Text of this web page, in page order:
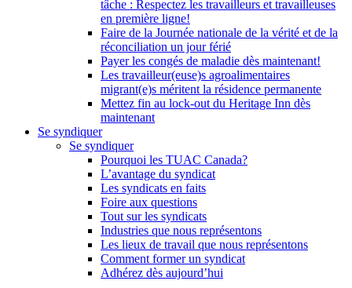
tâche : Respectez les travailleurs et travailleuses
en première ligne!
Faire de la Journée nationale de la vérité et de la
réconciliation un jour férié
Payer les congés de maladie dès maintenant!
Les travailleur(euse)s agroalimentaires
migrant(e)s méritent la résidence permanente
Mettez fin au lock-out du Heritage Inn dès
maintenant
Se syndiquer
Se syndiquer
Pourquoi les TUAC Canada?
L’avantage du syndicat
Les syndicats en faits
Foire aux questions
Tout sur les syndicats
Industries que nous représentons
Les lieux de travail que nous représentons
Comment former un syndicat
Adhérez dès aujourd’hui